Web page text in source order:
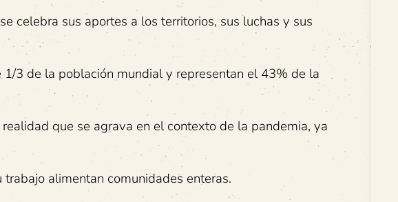
celebra sus aportes a los territorios, sus luchas y sus
3 de la población mundial y representan el 43% de la
que se agrava en el contexto de la pandemia, ya
alimentan comunidades enteras.